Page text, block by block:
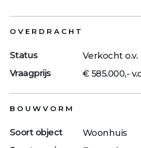
OVERDRACHT
Status
Verkocht o.v.
Vraagprijs
€ 585.000,-
BOUWVORM
Soort object
Woonhuis